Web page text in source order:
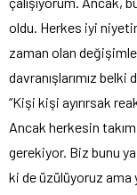
oldu. Herkes iyi
zaman olan
davranışlarımız belki
“Kişi kişi ayırırsak
Ancak herkesin
gerekiyor. Biz bunu
ki de üzülüyoruz ama